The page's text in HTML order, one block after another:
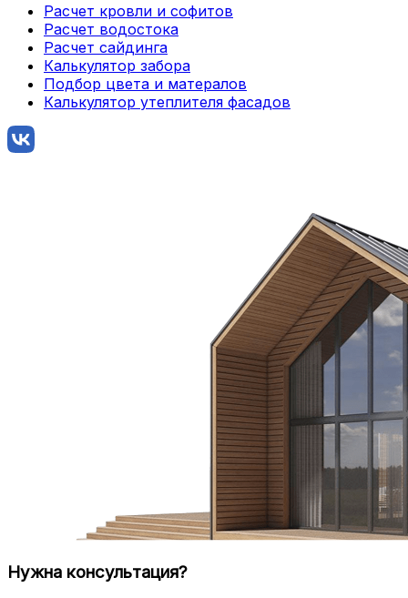
Расчет кровли и софитов
Расчет водостока
Расчет сайдинга
Калькулятор забора
Подбор цвета и матералов
Калькулятор утеплителя фасадов
Нужна консультация?